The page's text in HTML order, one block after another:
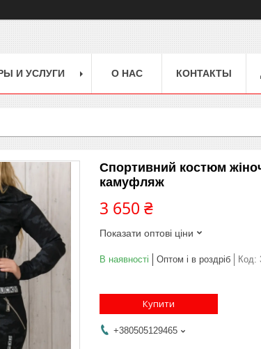
И УСЛУГИ О НАС КОНТАКТЫ
Спортивний костюм
камуфляж
3 650 ₴
Показати оптові ціни
В наявності Оптом і в роздріб Код:
Купити
+380505129465